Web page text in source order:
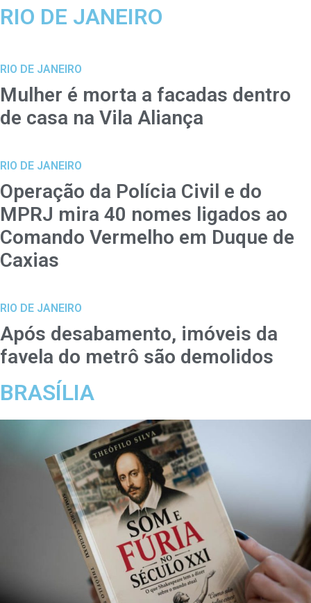
RIO DE JANEIRO
RIO DE JANEIRO
Mulher é morta a facadas dentro
de casa na Vila Aliança
RIO DE JANEIRO
Operação da Polícia Civil e do
MPRJ mira 40 nomes ligados ao
Comando Vermelho em Duque de
Caxias
RIO DE JANEIRO
Após desabamento, imóveis da
favela do metrô são demolidos
BRASÍLIA